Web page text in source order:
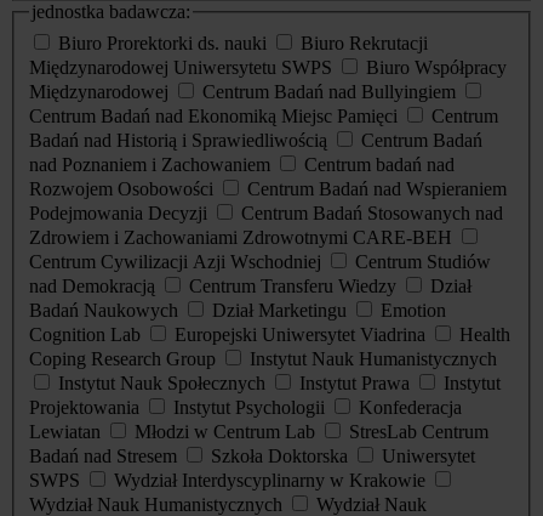
jednostka badawcza:
Biuro Prorektorki ds. nauki
Biuro Rekrutacji
Międzynarodowej Uniwersytetu SWPS
Biuro Współpracy
Międzynarodowej
Centrum Badań nad Bullyingiem
Centrum Badań nad Ekonomiką Miejsc Pamięci
Centrum
Badań nad Historią i Sprawiedliwością
Centrum Badań
nad Poznaniem i Zachowaniem
Centrum badań nad
Rozwojem Osobowości
Centrum Badań nad Wspieraniem
Podejmowania Decyzji
Centrum Badań Stosowanych nad
Zdrowiem i Zachowaniami Zdrowotnymi CARE-BEH
Centrum Cywilizacji Azji Wschodniej
Centrum Studiów
nad Demokracją
Centrum Transferu Wiedzy
Dział
Badań Naukowych
Dział Marketingu
Emotion
Cognition Lab
Europejski Uniwersytet Viadrina
Health
Coping Research Group
Instytut Nauk Humanistycznych
Instytut Nauk Społecznych
Instytut Prawa
Instytut
Projektowania
Instytut Psychologii
Konfederacja
Lewiatan
Młodzi w Centrum Lab
StresLab Centrum
Badań nad Stresem
Szkoła Doktorska
Uniwersytet
SWPS
Wydział Interdyscyplinarny w Krakowie
Wydział Nauk Humanistycznych
Wydział Nauk